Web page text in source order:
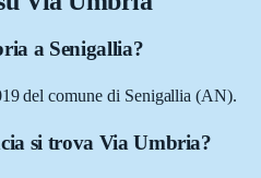
a Senigallia?
del comune di Senigallia (AN).
si trova Via Umbria?